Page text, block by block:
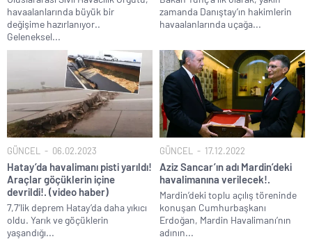
Terörsüz Türkiye hedefinde yasal süreç başlıyor..
Veli Ağbaba’nın ağabeyi de rüşvetten gözaltına alındı!.
Sevgilisine “Ben Rüşvetsiz İş Yapamam” mesajı atan CHP’li
Başkanın skandal yazışmaları!.
LGS tercih sonuçları açıklandı.. Tek tıkla öğren..
6.37 TL’lik indirimini ÖTV kazığı ile iptal edip 1 liraya düşürdüler!.
Fenerbahçe Konyaspor maçında F-16 ile gövde gösterisi yapan
paşa emekliye sevk edildi!.
Türkiye’nin ilk kadın hava kuvvetleri paşası hayırlı olsun..
CHP’li Erdal Beşikçioğlu’nun uyuşturucu testi pozitif çıktı!.
Bay Kemal gibi şimdiden “İktidar Olamazsam İstifa Ederim” gazları
vermeye başladı!.
havaalanlarında büyük bir
değişime hazırlanıyor..
Geleneksel...
zamanda Danıştay’ın hakimlerin
havaalanlarında uçağa...
GÜNCEL 06.02.2023
Hatay’da havalimanı pisti yarıldı!
Araçlar göçüklerin içine
devrildi!. (video haber)
7,7’lik deprem Hatay’da daha yıkıcı
oldu. Yarık ve göçüklerin
yaşandığı...
GÜNCEL 17.12.2022
Aziz Sancar’ın adı Mardin’deki
havalimanına verilecek!.
Mardin’deki toplu açılış töreninde
konuşan Cumhurbaşkanı
Erdoğan, Mardin Havalimanı’nın
adının...